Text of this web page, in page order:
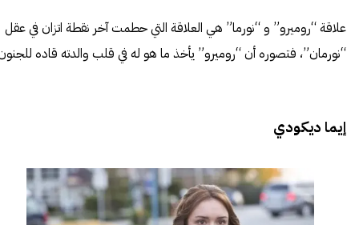
علاقة “روميرو” و “نورما” هي العلاقة التي حطمت آخر نقطة اتزان في عقل
“نورمان”، فتصوره أن “روميرو” يأخذ ما هو له في قلب والدته قاده
إيما ديكودي